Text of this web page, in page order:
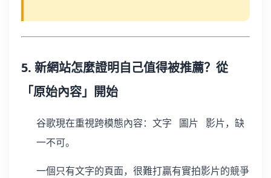
5. 新網站怎麼證明自己值得被推薦？從
「原始內容」開始
谷歌現在重視跨模態內容：文字 圖片 影片，缺
一不可。
一個只有文字的頁面，很難打贏有實拍影片的競爭